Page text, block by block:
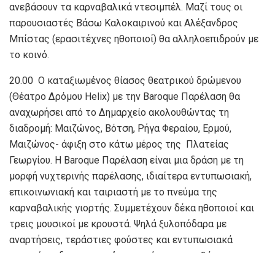
ανεβάσουν τα καρναβαλικά ντεσιμπέλ. Μαζί τους οι
παρουσιαστές Βάσω Καλοκαιρινού και Αλέξανδρος
Μπίστας (ερασιτέχνες ηθοποιοί) θα αλληλοεπιδρούν με
το κοινό.
20.00 Ο καταξιωμένος θίασος θεατρικού δρώμενου
(Θέατρο Δρόμου Helix) με την Baroque Παρέλαση θα
αναχωρήσει από το Δημαρχείο ακολουθώντας τη
διαδρομή: Μαιζώνος, Βότση, Ρήγα Φεραίου, Ερμού,
Μαιζώνος- άφιξη στο κάτω μέρος της Πλατείας
Γεωργίου. Η Baroque Παρέλαση είναι μια δράση με τη
μορφή νυχτερινής παρέλασης, ιδιαίτερα εντυπωσιακή,
επικοινωνιακή και ταιριαστή με το πνεύμα της
καρναβαλικής γιορτής. Συμμετέχουν δέκα ηθοποιοί και
τρεις μουσικοί με κρουστά. Ψηλά ξυλοπόδαρα με
αναρτήσεις, τεράστιες φούστες και εντυπωσιακά